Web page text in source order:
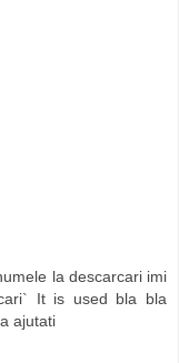
la descarcari imi
It is used bla bla
ajutati